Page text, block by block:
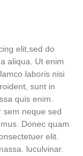
elit,sed do
aliqua. Ut enim
laboris nisi
sunt in
quis enim.
sem neque sed
Donec quam
elit.
luculvinar.